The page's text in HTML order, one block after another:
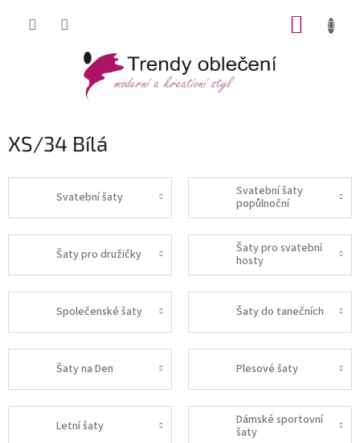
XS/34 Bílá
Svatební šaty
Svatební šaty
popůlnoční
Šaty pro družičky
Šaty pro svatební
hosty
Společenské šaty Šaty do tanečních
Šaty na Den Plesové šaty
Letní šaty
Dámské sportovní
šaty